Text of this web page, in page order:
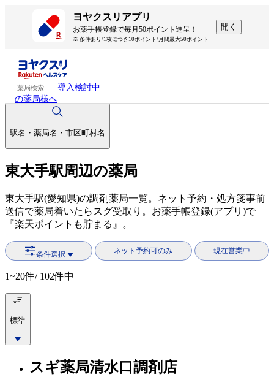
ヨヤクスリアプリ
お薬手帳登録で毎月50ポイント進呈！
※ 条件あり/1枚につき10ポイント/月間最大50ポイント
開く
薬局検索
導入検討中
の薬局様へ
駅名・薬局名・市区町村名
東大手駅周辺の薬局
東大手駅(愛知県)の調剤薬局一覧。ネット予約・処方箋事前
送信で薬局着いたらスグ受取り。お薬手帳登録(アプリ)で
『楽天ポイントも貯まる』。
条件選択 ネット予約可のみ 現在営業中
1~20件/ 102件中
標準
スギ薬局清水口調剤店